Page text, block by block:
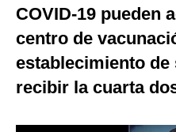
Internacional
Tecnología
Club del Suscriptor
COVID-19 pueden
centro de
establecimiento de
recibir la cuarta